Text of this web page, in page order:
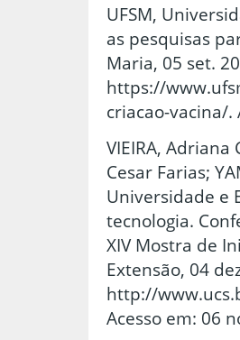
UFSM,
as pesquisas
Maria, 05 set.
https://
criacao-vacina/.
VIEIRA, Adriana
Cesar Farias;
Universidade e
tecnologia.
XIV Mostra de
Extensão, 04
http://
Acesso em: 06